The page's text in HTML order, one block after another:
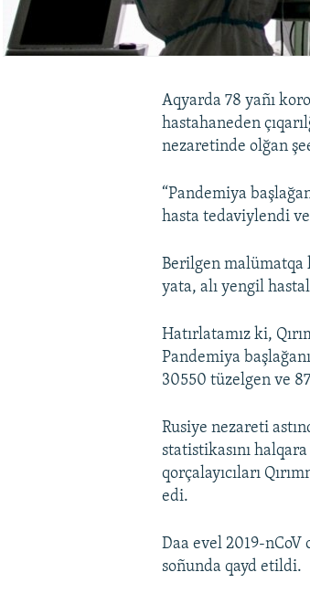
Aqyarda 78 yañı
hastahaneden
nezaretinde olğan
“Pandemiya
hasta tedaviylendi
Berilgen malümatqa
yata, alı yengil
Hatırlatamız ki,
Pandemiya
30550 tüzelgen ve
Rusiye nezareti
statistikasını
qorçalayıcıları
edi.
Daa evel 2019-nCoV
soñunda qayd etildi.